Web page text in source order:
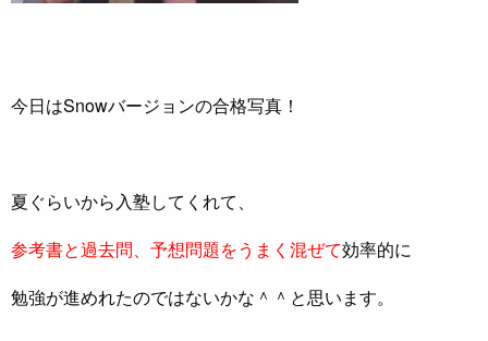
今日はSnowバージョンの合格写真！
夏ぐらいから入塾してくれて、
参考書と過去問、予想問題をうまく混ぜて効率的に
勉強が進めれたのではないかな＾＾と思います。